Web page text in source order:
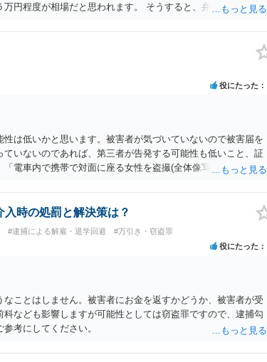
円程度が相場だと思われます。 そうすると、弁護士に依頼し
でに刑事手続が終了している以上、相手方に資力がないことが
刑事事件の手続き中に、不本意ではあっても加害者の身体拘
役にたった
は低いかと思います。被害者が気づいていないので被害届を
いないのであれば、第三者が告発する可能性も低いこと、証
電車内で携帯で対面に座る女性を盗撮(全体像写真1枚と5秒程
捕勾留されるケースが私の弁護経験では多くなった印象です
防止条例違反になることもあります）。2度としないことを
時の処罰と解決策は？
#逮捕による解雇・退学回避 #万引き・窃盗罪
役にたった
ことはしません。被害者にお金を返すかどうか、被害者が受
なども影響しますが可能性としては窃盗罪ですので、逮捕勾
考にしてください。